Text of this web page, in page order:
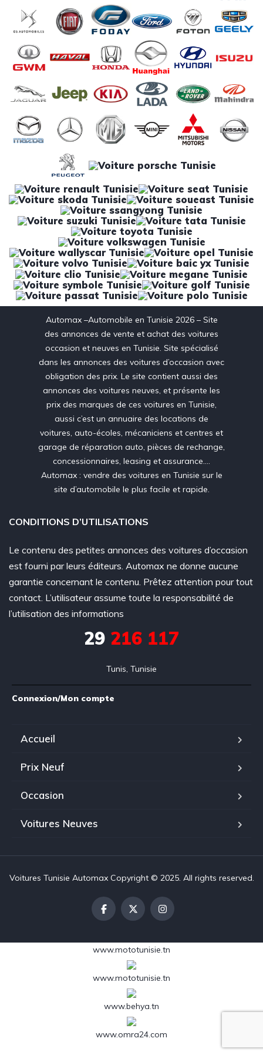
Automax –Automobile en Tunisie 2026 – Site
des annonces de vente et achat des voitures
occasion et neuves en Tunisie. Site spécialisé
dans les annonces des voitures d’occasion avec
obligation des prix. Le site contient aussi des
annonces des voitures neuves, et présente les
prix des marques de ces voitures en Tunisie,
aussi c’est un annuaire des locations de
voitures, auto-écoles, mécaniciens et centres et
garage de réparation auto, pièces de rechange,
concessionnaires, leasing et assurance….
Automax : vendre des voitures en Tunisie sur le
site d’automobile le plus facile et rapide.
CONDITIONS D’UTILISATIONS
Le contenu des petites annonces des voitures d’occasion
est fourni par leurs éditeurs. Automax ne donne aucune
garantie concernant le contenu. Prêtez attention pour tout
contact. L’utilisateur assume toute la responsabilité de
l’utilisation des informations
29 216 117
Tunis, Tunisie
Connexion/Mon compte
Accueil
Prix Neuf
Occasion
Voitures Neuves
Voitures Tunisie Automax Copyright © 2025. All rights reserved.
www.mototunisie.tn
www.mototunisie.tn
www.behya.tn
www.omra24.com